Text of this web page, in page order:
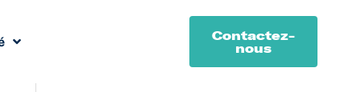
Contactez-
nous